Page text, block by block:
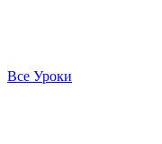
Все Уроки